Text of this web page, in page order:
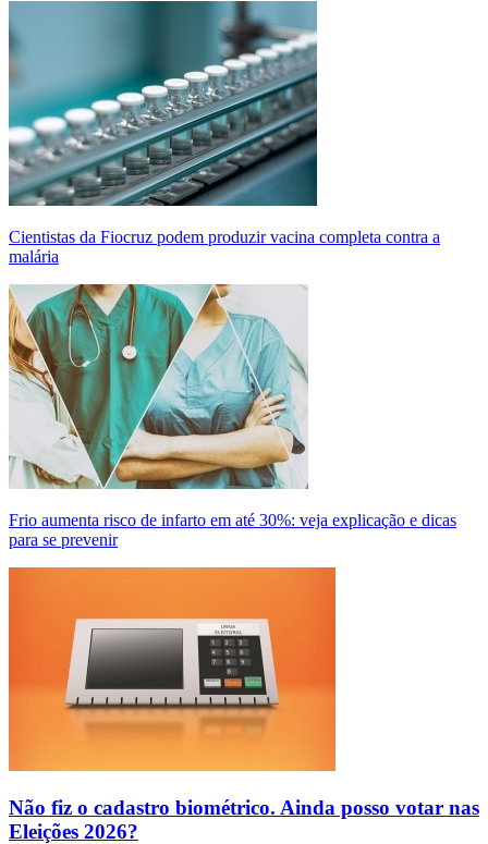
Cientistas da Fiocruz podem produzir vacina completa contra a
malária
Frio aumenta risco de infarto em até 30%: veja explicação e dicas
para se prevenir
Não fiz o cadastro biométrico. Ainda posso votar nas
Eleições 2026?